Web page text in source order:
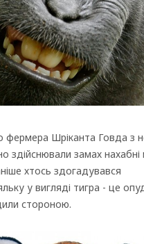
Шріканта Говда з
здійснювали замах нахабні
хтось здогадувався
у вигляді тигра - це
стороною.